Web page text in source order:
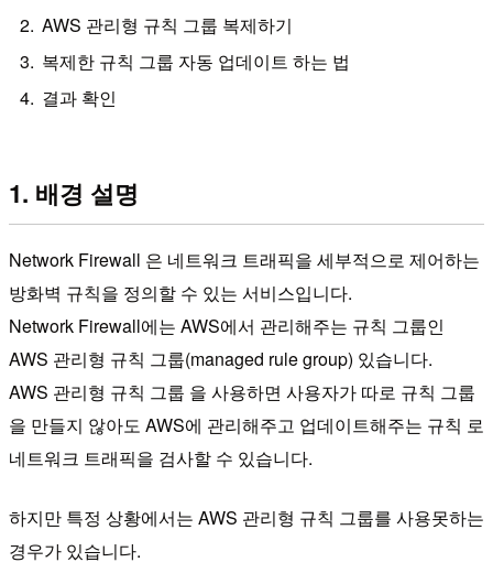
AWS 관리형 규칙 그룹 복제하기
복제한 규칙 그룹 자동 업데이트 하는 법
결과 확인
1. 배경 설명
Network Firewall 은 네트워크 트래픽을 세부적으로 제어하는
방화벽 규칙을 정의할 수 있는 서비스입니다.
Network Firewall에는 AWS에서 관리해주는 규칙 그룹인
AWS 관리형 규칙 그룹(managed rule group) 있습니다.
AWS 관리형 규칙 그룹 을 사용하면 사용자가 따로 규칙 그룹
을 만들지 않아도 AWS에 관리해주고 업데이트해주는 규칙 로
네트워크 트래픽을 검사할 수 있습니다.
하지만 특정 상황에서는 AWS 관리형 규칙 그룹를 사용못하는
경우가 있습니다.